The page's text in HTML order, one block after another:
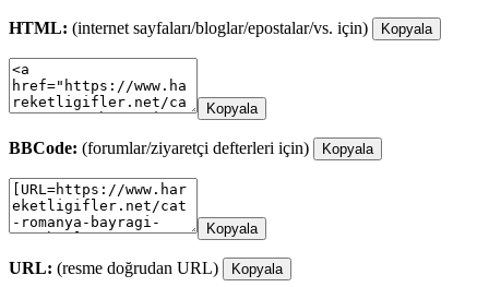
HTML: (internet sayfaları/bloglar/epostalar/vs. için) Kopyala
Kopyala
BBCode: (forumlar/ziyaretçi defterleri için) Kopyala
Kopyala
URL: (resme doğrudan URL) Kopyala